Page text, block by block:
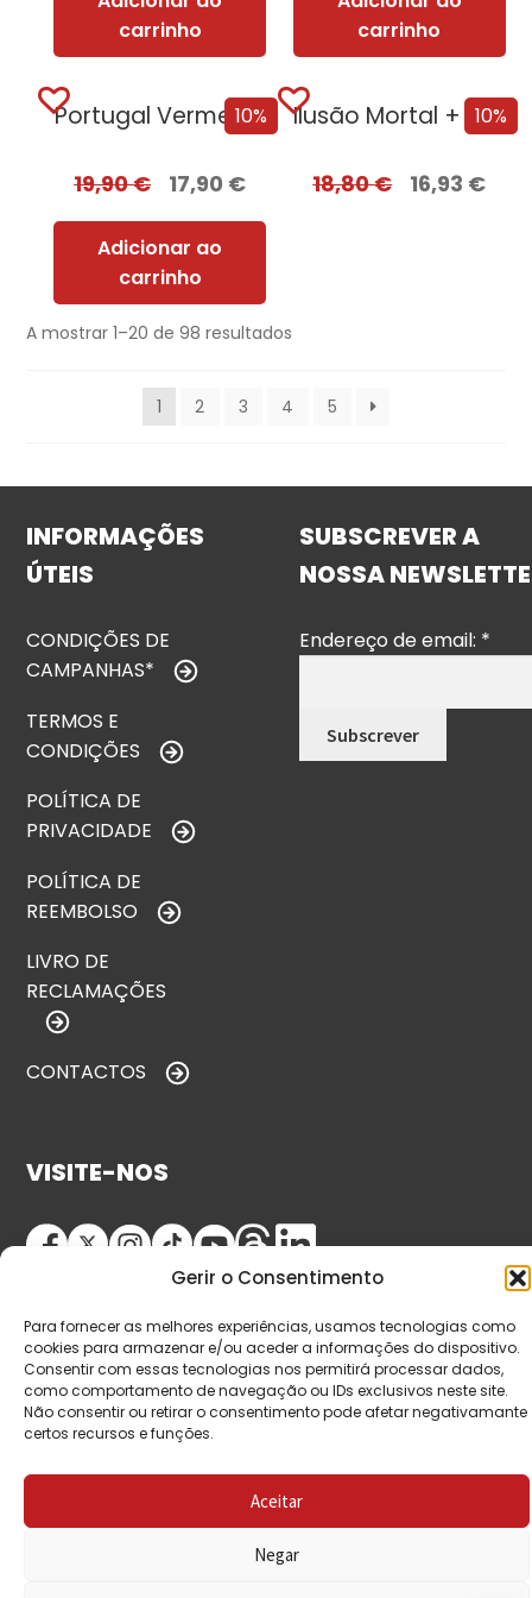
Gerir o Consentimento
Para fornecer as melhores experiências, usamos tecnologias como
cookies para armazenar e/ou aceder a informações do dispositivo.
Consentir com essas tecnologias nos permitirá processar dados,
como comportamento de navegação ou IDs exclusivos neste site.
Não consentir ou retirar o consentimento pode afetar negativamante
certos recursos e funções.
Aceitar
Negar
carrinho
carrinho
10%
Portugal Vermelho
19,90€ 17,90 €
Adicionar ao
carrinho
10%
Ilusão Mortal + Oferta Tentação
18,80€ 16,93 €
A mostrar 1–20 de 98 resultados
1 2 3 4 5
INFORMAÇÕES
ÚTEIS
CONDIÇÕES DE
CAMPANHAS*
TERMOS E
CONDIÇÕES
POLÍTICA DE
PRIVACIDADE
POLÍTICA DE
REEMBOLSO
LIVRO DE
RECLAMAÇÕES
CONTACTOS
SUBSCREVER A
NOSSA
Endereço de email: *
VISITE-NOS
© Copyright 2026 Saída de Emergência. Todos os
direitos reservados.